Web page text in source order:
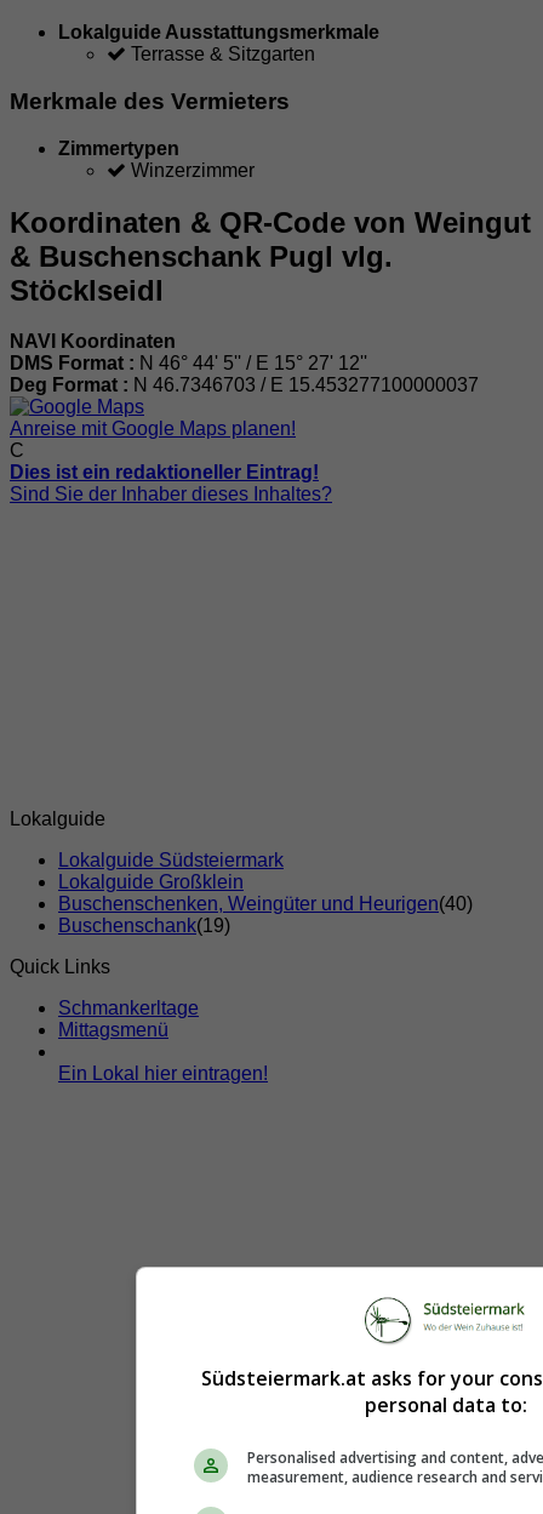
Lokalguide Ausstattungsmerkmale
Terrasse & Sitzgarten
Merkmale des Vermieters
Zimmertypen
Winzerzimmer
Koordinaten & QR-Code von Weingut
& Buschenschank Pugl vlg.
Stöcklseidl
NAVI Koordinaten
DMS Format : N 46° 44' 5'' / E 15° 27' 12''
Deg Format : N 46.7346703 / E 15.453277100000037
Anreise mit Google Maps planen!
C
Dies ist ein redaktioneller Eintrag!
Sind Sie der Inhaber dieses Inhaltes?
Lokalguide
Lokalguide Südsteiermark
Lokalguide Großklein
Buschenschenken, Weingüter und Heurigen(40)
Buschenschank(19)
Quick Links
Schmankerltage
Mittagsmenü
Ein Lokal hier eintragen!
Südsteiermark.at asks for your
personal data to:
Personalised advertising and content,
measurement, audience research and